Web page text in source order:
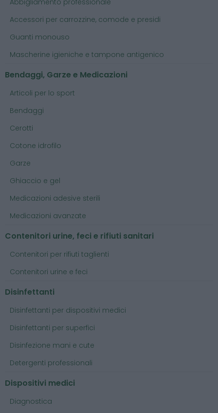
Accessori per carrozzine, comode e presidi
Guanti monouso
Mascherine igieniche e tampone antigenico
Bendaggi, Garze e Medicazioni
Articoli per lo sport
Bendaggi
Cerotti
Cotone idrofilo
Garze
Ghiaccio e gel
Medicazioni adesive sterili
Medicazioni avanzate
Contenitori urine, feci e rifiuti sanitari
Contenitori per rifiuti taglienti
Contenitori urine e feci
Disinfettanti
Disinfettanti per dispositivi medici
Disinfettanti per superfici
Disinfezione mani e cute
Detergenti professionali
Dispositivi medici
Diagnostica